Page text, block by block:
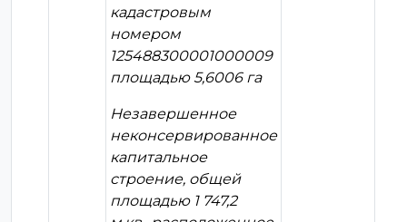
кадастровым
номером
125488300001000009
площадью 5,6006 га
Незавершенное
неконсервированное
капитальное
строение, общей
площадью 1 747,2